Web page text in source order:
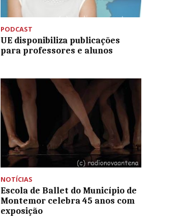
PODCAST
UE disponibiliza publicações
para professores e alunos
NOTÍCIAS
Escola de Ballet do Município de
Montemor celebra 45 anos com
exposição